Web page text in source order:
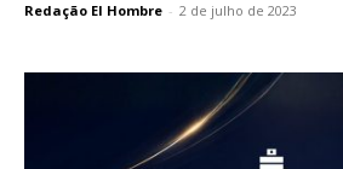
Redação El Hombre - 2 de julho de 2023